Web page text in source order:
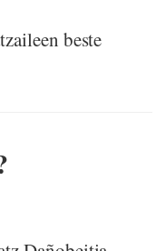
beste